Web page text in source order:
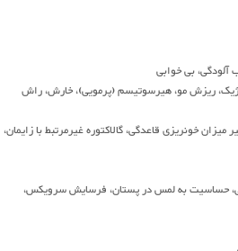
بی خوابی
ریزش مو، هیرسوتیسم (پرمویی)، خارش، راش
خونریزی قاعدگی، گالاکتوره غیرمرتبط با زایمان،
حساسیت به لمس در پستان، فرسایش سرویکس،